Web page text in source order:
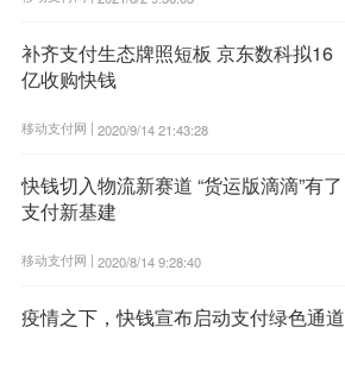
补齐支付生态牌照短板 京东数科拟16
亿收购快钱
移动支付网 | 2020/9/14 21:43:28
快钱切入物流新赛道 “货运版滴滴”有了
支付新基建
移动支付网 | 2020/8/14 9:28:40
疫情之下，快钱宣布启动支付绿色通道